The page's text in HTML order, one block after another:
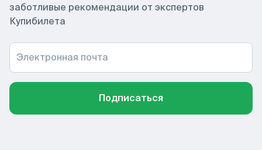
заботливые рекомендации от экспертов
Купибилета
Электронная почта
Подписаться